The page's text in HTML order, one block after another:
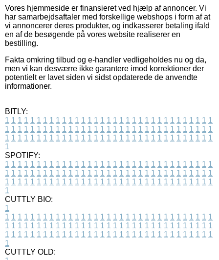
Vores hjemmeside er finansieret ved hjælp af annoncer. Vi
har samarbejdsaftaler med forskellige webshops i form af at
vi annoncerer deres produkter, og indkasserer betaling ifald
en af de besøgende på vores website realiserer en
bestilling.
Fakta omkring tilbud og e-handler vedligeholdes nu og da,
men vi kan desværre ikke garantere imod korrektioner der
potentielt er lavet siden vi sidst opdaterede de anvendte
informationer.
BITLY:
1 1 1 1 1 1 1 1 1 1 1 1 1 1 1 1 1 1 1 1 1 1 1 1 1 1 1 1 1 1 1 1 1
1 1 1 1 1 1 1 1 1 1 1 1 1 1 1 1 1 1 1 1 1 1 1 1 1 1 1 1 1 1 1 1 1
1 1 1 1 1 1 1 1 1 1 1 1 1 1 1 1 1 1 1 1 1 1 1 1 1 1 1 1 1 1 1 1 1
1
SPOTIFY:
1 1 1 1 1 1 1 1 1 1 1 1 1 1 1 1 1 1 1 1 1 1 1 1 1 1 1 1 1 1 1 1 1
1 1 1 1 1 1 1 1 1 1 1 1 1 1 1 1 1 1 1 1 1 1 1 1 1 1 1 1 1 1 1 1 1
1 1 1 1 1 1 1 1 1 1 1 1 1 1 1 1 1 1 1 1 1 1 1 1 1 1 1 1 1 1 1 1 1
1
CUTTLY BIO:
1
1 1 1 1 1 1 1 1 1 1 1 1 1 1 1 1 1 1 1 1 1 1 1 1 1 1 1 1 1 1 1 1 1
1 1 1 1 1 1 1 1 1 1 1 1 1 1 1 1 1 1 1 1 1 1 1 1 1 1 1 1 1 1 1 1 1
1 1 1 1 1 1 1 1 1 1 1 1 1 1 1 1 1 1 1 1 1 1 1 1 1 1 1 1 1 1 1 1 1
1
CUTTLY OLD: